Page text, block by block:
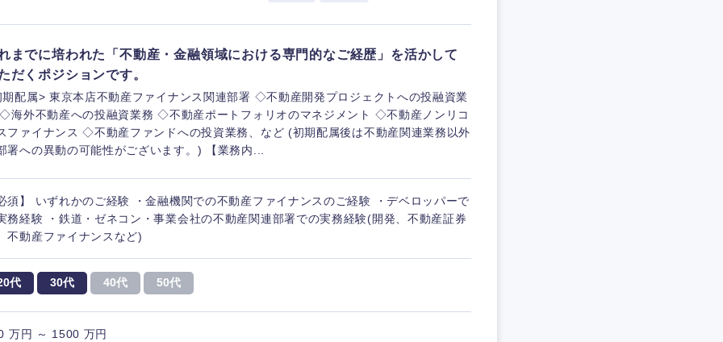
までに培われた「不動産・金融領域における専門的なご経歴」を活かして
だくポジションです。
期配属> 東京本店不動産ファイナンス関連部署 ◇不動産開発プロジェクトへの投融資業
海外不動産への投融資業務 ◇不動産ポートフォリオのマネジメント ◇不動産ノンリコ
ファイナンス ◇不動産ファンドへの投資業務、など (初期配属後は不動産関連業務以外
署への異動の可能性がございます。) 【業務内...
須】 いずれかのご経験 ・金融機関での不動産ファイナンスのご経験 ・デベロッパーで
務経験 ・鉄道・ゼネコン・事業会社の不動産関連部署での実務経験(開発、不動産証券
不動産ファイナンスなど)
代 30代 40代 50代
万円 ～ 1500 万円